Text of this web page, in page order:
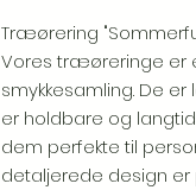
Træørering
Vores træøreringe er
smykkesamling. De
er holdbare og
dem perfekte til
detaljerede design er